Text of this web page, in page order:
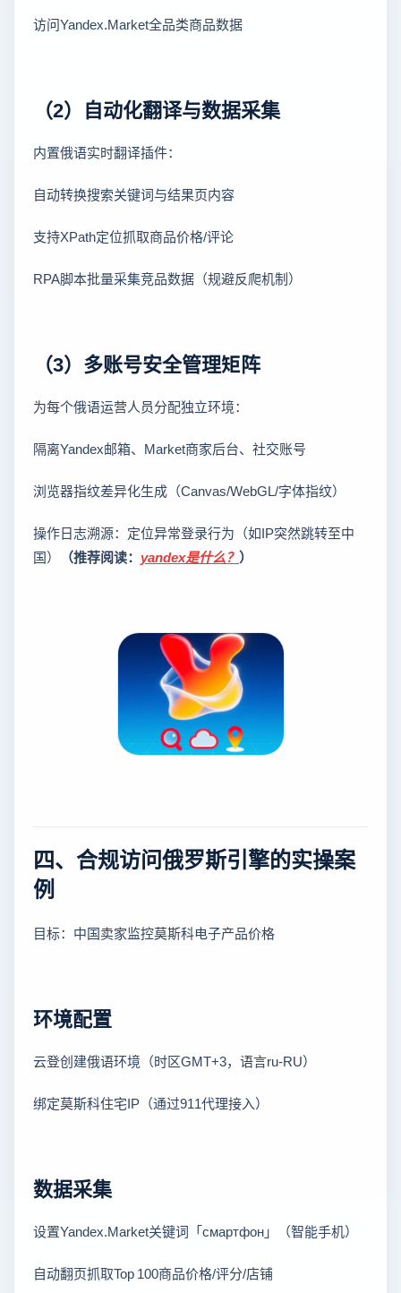
访问Yandex.Market全品类商品数据
（2）自动化翻译与数据采集
内置俄语实时翻译插件：
自动转换搜索关键词与结果页内容
支持XPath定位抓取商品价格/评论
RPA脚本批量采集竞品数据（规避反爬机制）
（3）多账号安全管理矩阵
为每个俄语运营人员分配独立环境：
隔离Yandex邮箱、Market商家后台、社交账号
浏览器指纹差异化生成（Canvas/WebGL/字体指纹）
操作日志溯源：定位异常登录行为（如IP突然跳转至中
国）
（推荐阅读： yandex是什么？ ）
四、合规访问俄罗斯引擎的实操案
例
目标：中国卖家监控莫斯科电子产品价格
环境配置
云登创建俄语环境（时区GMT+3，语言ru-RU）
绑定莫斯科住宅IP（通过911代理接入）
数据采集
设置Yandex.Market关键词「смартфон」（智能手机）
自动翻页抓取Top 100商品价格/评分/店铺